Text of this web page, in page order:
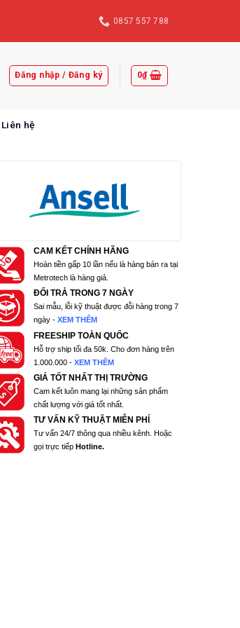
0857 557 788
Đăng nhập / Đăng ký 0₫
Liên hệ
CAM KẾT CHÍNH HÃNG
Hoàn tiền gấp 10 lần nếu là hàng bán ra tại
Metrotech là hàng giả.
ĐỔI TRẢ TRONG 7 NGÀY
Sai mẫu, lỗi kỹ thuật được đỗi hàng trong 7
ngày -XEM THÊM
FREESHIP TOÀN QUỐC
Hỗ trợ ship tối đa 50k. Cho đơn hàng trên
1.000.000 -XEM THÊM
GIÁ TỐT NHẤT THỊ TRƯỜNG
Cam kết luôn mang lại những sản phẩm
chất lượng với giá tốt nhất.
TƯ VẤN KỸ THUẬT MIỄN PHÍ
Tư vấn 24/7 thông qua nhiều kênh. Hoặc
gọi trực tiếp Hotline.